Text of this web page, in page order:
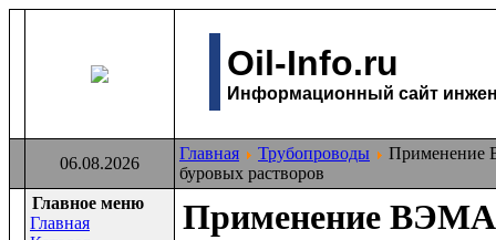
Oil-Info.ru
Информационный сайт
06.08.2026
Главная Трубопроводы
Применение
буровых растворов
Главное меню
Главная
Применение